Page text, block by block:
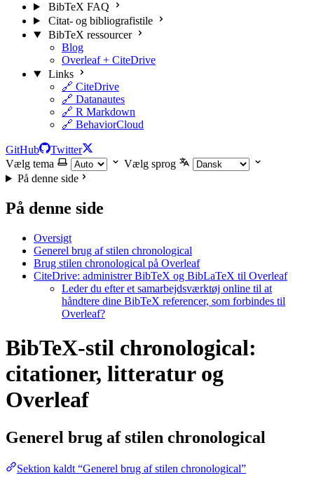
BibTeX FAQ
Citat- og bibliografistile
BibTeX ressourcer
Blog
Overleaf + CiteDrive
Links
🔗 CiteDrive
🔗 Datanautes
🔗 R Markdown
🔗 BehaviorCloud
GitHub
Twitter
Vælg tema
Vælg sprog
På denne side
På denne side
Oversigt
Generel brug af stilen chronological
Brug stilen chronological på Overleaf
CiteDrive: administrer BibTeX og BibLaTeX til Overleaf
Leder du efter et samarbejdsværktøj online til at
håndtere dine BibTeX referencer, som forbindes til
Overleaf?
BibTeX-stil chronological:
citationer, litteratur og
Overleaf
Generel brug af stilen chronological
Sektion kaldt “Generel brug af stilen chronological”